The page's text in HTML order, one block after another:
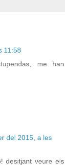
11:58
me han
del 2015, a les
desitjant veure els